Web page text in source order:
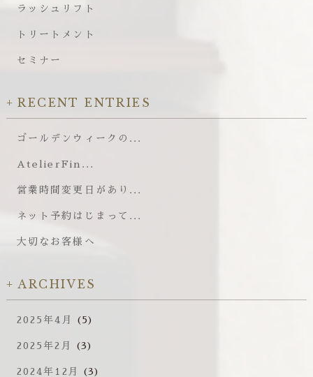
ラッシュリフト
トリートメント
セミナー
RECENT ENTRIES
ゴールデンウィークの...
AtelierFin...
営業時間変更日があり...
ネット予約はじまって...
大切なお客様へ
ARCHIVES
2025年4月 (5)
2025年2月 (3)
2024年12月 (3)